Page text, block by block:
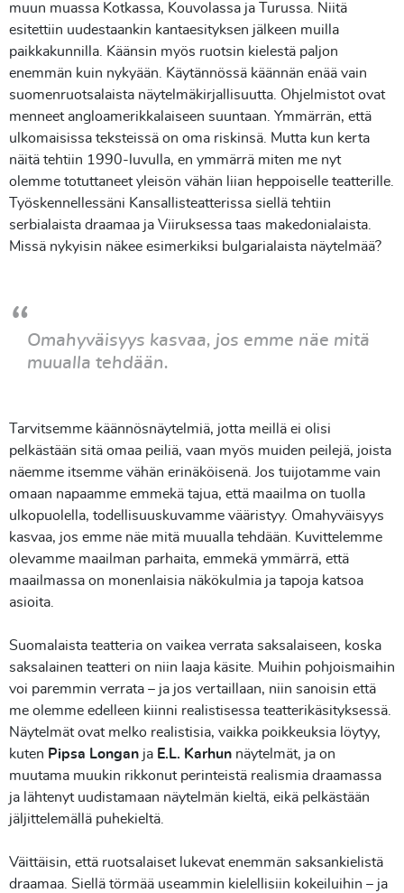
muun muassa Kotkassa, Kouvolassa ja Turussa. Niitä
esitettiin uudestaankin kantaesityksen jälkeen muilla
paikkakunnilla. Käänsin myös ruotsin kielestä paljon
enemmän kuin nykyään. Käytännössä käännän enää vain
suomenruotsalaista näytelmäkirjallisuutta. Ohjelmistot ovat
menneet angloamerikkalaiseen suuntaan. Ymmärrän, että
ulkomaisissa teksteissä on oma riskinsä. Mutta kun kerta
näitä tehtiin 1990-luvulla, en ymmärrä miten me nyt
olemme totuttaneet yleisön vähän liian heppoiselle teatterille.
Työskennellessäni Kansallisteatterissa siellä tehtiin
serbialaista draamaa ja Viiruksessa taas makedonialaista.
Missä nykyisin näkee esimerkiksi bulgarialaista näytelmää?
Omahyväisyys kasvaa, jos emme näe mitä
muualla tehdään.
Tarvitsemme käännösnäytelmiä, jotta meillä ei olisi
pelkästään sitä omaa peiliä, vaan myös muiden peilejä, joista
näemme itsemme vähän erinäköisenä. Jos tuijotamme vain
omaan napaamme emmekä tajua, että maailma on tuolla
ulkopuolella, todellisuuskuvamme vääristyy. Omahyväisyys
kasvaa, jos emme näe mitä muualla tehdään. Kuvittelemme
olevamme maailman parhaita, emmekä ymmärrä, että
maailmassa on monenlaisia näkökulmia ja tapoja katsoa
asioita.
Suomalaista teatteria on vaikea verrata saksalaiseen, koska
saksalainen teatteri on niin laaja käsite. Muihin pohjoismaihin
voi paremmin verrata – ja jos vertaillaan, niin sanoisin että
me olemme edelleen kiinni realistisessa teatterikäsityksessä.
Näytelmät ovat melko realistisia, vaikka poikkeuksia löytyy,
kuten Pipsa Longan ja E.L. Karhun näytelmät, ja on
muutama muukin rikkonut perinteistä realismia draamassa
ja lähtenyt uudistamaan näytelmän kieltä, eikä pelkästään
jäljittelemällä puhekieltä.
Väittäisin, että ruotsalaiset lukevat enemmän saksankielistä
draamaa. Siellä törmää useammin kielellisiin kokeiluihin – ja